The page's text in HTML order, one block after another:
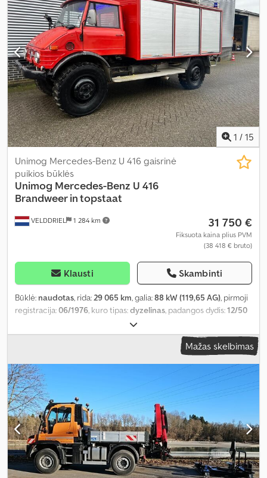
1 / 15
VELDDRIEL 1 284 km
Unimog Mercedes-Benz U 416 gaisrinė
puikios būklės
Unimog Mercedes-Benz U 416
Brandweer in topstaat
31 750 €
Fiksuota kaina plius PVM
(38 418 € bruto)
Klausti Skambinti
Būklė: naudotas, rida:29 065 km, galia:88 kW (119,65 AG), pirmoji
registracija:06/1976, kuro tipas:dyzelinas, padangos dydis:12/50
, ratų bazė:
spalva:raudona, vairuotojo kabina:dieninė kabina, pavaros tipas:
, Gamybos metai: 1976, Įranga:
Mažas skelbimas